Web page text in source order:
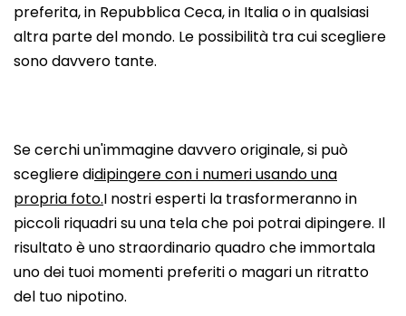
preferita, in Repubblica Ceca, in Italia o in qualsiasi
altra parte del mondo. Le possibilità tra cui scegliere
sono davvero tante.
Se cerchi un'immagine davvero originale, si può
scegliere didipingere con i numeri usando una
propria foto.I nostri esperti la trasformeranno in
piccoli riquadri su una tela che poi potrai dipingere. Il
risultato è uno straordinario quadro che immortala
uno dei tuoi momenti preferiti o magari un ritratto
del tuo nipotino.